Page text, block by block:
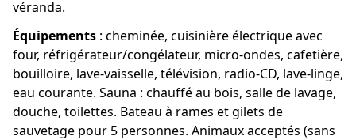
véranda.
Équipements : cheminée, cuisinière électrique avec
four, réfrigérateur/congélateur, micro-ondes, cafetière,
bouilloire, lave-vaisselle, télévision, radio-CD, lave-linge,
eau courante. Sauna : chauffé au bois, salle de lavage,
douche, toilettes. Bateau à rames et gilets de
sauvetage pour 5 personnes. Animaux acceptés (sans